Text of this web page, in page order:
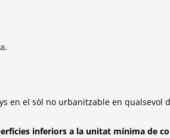
en el sòl no urbanitzable en qualsevol
inferiors a la unitat mínima de